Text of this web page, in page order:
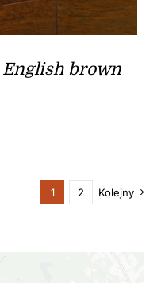
English brown
1 2 Kolejny